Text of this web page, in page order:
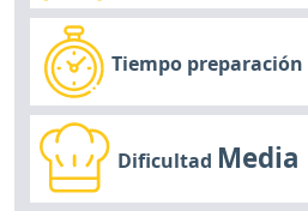
Tiempo preparación
Dificultad Media